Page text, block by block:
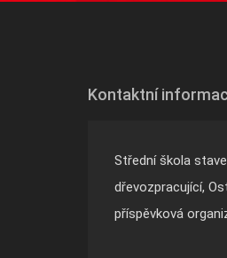
Kontaktní
Střední škola
dřevozpracující,
příspěvková